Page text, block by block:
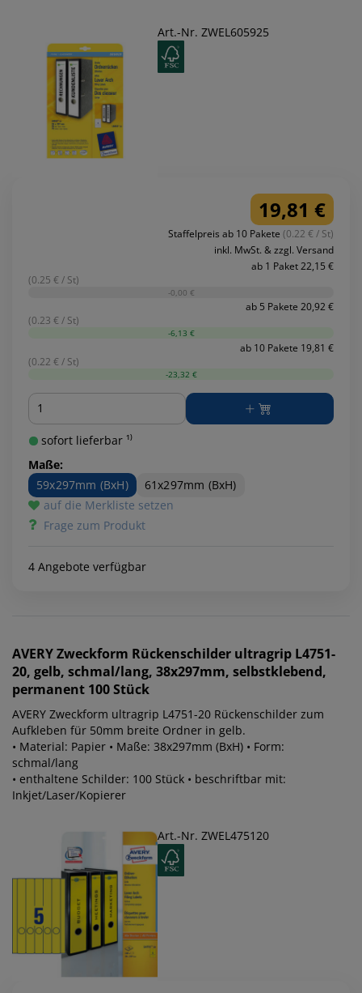
Art.-Nr. ZWEL605925
19,81 €
Staffelpreis ab 10 Pakete (0.22 € / St)
inkl. MwSt. & zzgl. Versand
ab 1 Paket 22,15 €
(0.25 € / St)
-0,00 €
ab 5 Pakete 20,92 €
(0.23 € / St)
-6,13 €
ab 10 Pakete 19,81 €
(0.22 € / St)
-23,32 €
Menge
sofort lieferbar ¹⁾
Maße:
59x297mm (BxH)
61x297mm (BxH)
auf die Merkliste setzen
Frage zum Produkt
4 Angebote verfügbar
AVERY Zweckform Rückenschilder ultragrip L4751-
20, gelb, schmal/lang, 38x297mm, selbstklebend,
permanent 100 Stück
AVERY Zweckform ultragrip L4751-20 Rückenschilder zum
Aufkleben für 50mm breite Ordner in gelb.
• Material: Papier • Maße: 38x297mm (BxH) • Form:
schmal/lang
• enthaltene Schilder: 100 Stück • beschriftbar mit:
Inkjet/Laser/Kopierer
Art.-Nr. ZWEL475120